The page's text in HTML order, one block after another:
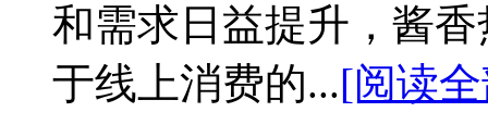
和需求日益提升，酱
于线上消费的...[阅读